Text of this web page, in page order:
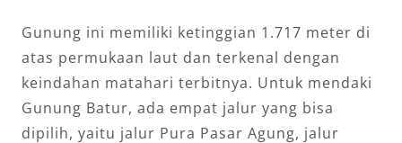
Gunung ini memiliki ketinggian 1.717 meter di
atas permukaan laut dan terkenal dengan
keindahan matahari terbitnya. Untuk mendaki
Gunung Batur, ada empat jalur yang bisa
dipilih, yaitu jalur Pura Pasar Agung, jalur